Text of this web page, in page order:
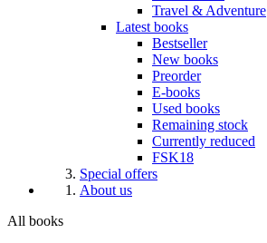
Travel & Adventure
Latest books
Bestseller
New books
Preorder
E-books
Used books
Remaining stock
Currently reduced
FSK18
Special offers
About us
All books